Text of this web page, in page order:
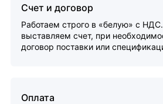
Счет и договор
Работаем строго в «белую» с
выставляем счет, при
договор поставки или
Оплата